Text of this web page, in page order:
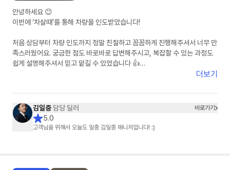
안녕하세요 😊
이번에 ‘차살때’를 통해 차량을 인도받았습니다!
처음 상담부터 차량 인도까지 정말 친절하고 꼼꼼하게 진행해주셔서 너무 만
족스러웠어요. 궁금한 점도 바로바로 답변해주시고, 복잡할 수 있는 과정도
쉽게 설명해주셔서 믿고 맡길 수 있었습니다 👍
행해주셔서 기분 좋게 받을 수 있었어요 🚗✨
특히 김일중 담당자님께서 세심하게 챙겨주셔서 끝까지 안심하고 진행할 수
있었습니다. 다시 한 번 감사드립니다!
더보기
김일중 담당 딜러 바로가기
5.0
고객님을 위해서 오늘도 일중 김일중 매니저입니다! :)